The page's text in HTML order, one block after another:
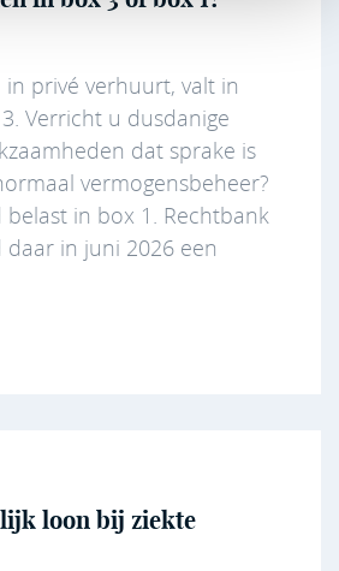
privé verhuurt, valt in
Verricht u dusdanige
dat sprake is
vermogensbeheer?
in box 1. Rechtbank
daar in juni 2026 een
loon bij ziekte